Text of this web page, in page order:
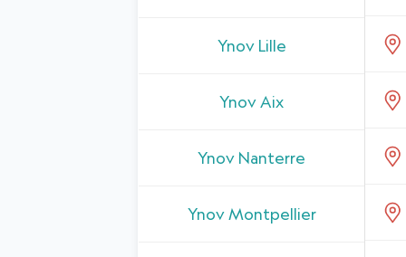
Ynov Lille
Ynov Aix
Ynov Nanterre
Ynov Montpellier